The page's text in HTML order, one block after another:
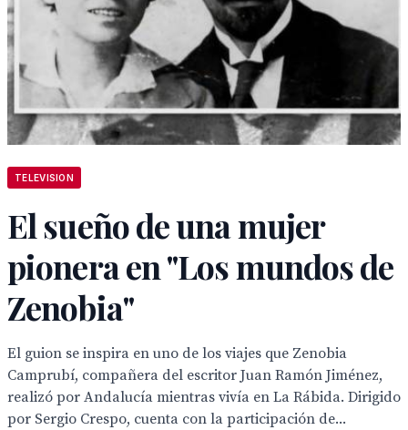
TELEVISION
El sueño de una mujer
pionera en "Los mundos de
Zenobia"
El guion se inspira en uno de los viajes que Zenobia
Camprubí, compañera del escritor Juan Ramón Jiménez,
realizó por Andalucía mientras vivía en La Rábida. Dirigido
por Sergio Crespo, cuenta con la participación de...